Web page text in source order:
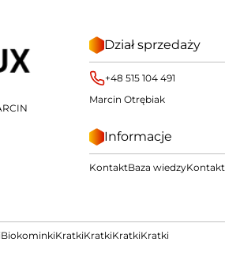
Dział sprzedaży
+48 515 104 491
Marcin Otrębiak
Informacje
KontaktBaza wiedzyKontakt
BiokominkiKratkiKratkiKratkiKratki